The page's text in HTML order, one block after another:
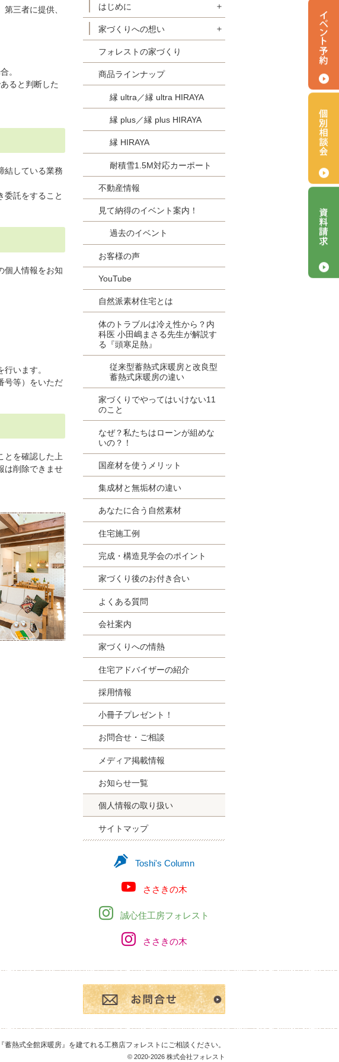
三者に提供、
。
ると判断した
結している業務
委託をすること
個人情報をお知
います。
号等）をいただ
とを確認した上
は削除できませ
はじめに
初めての方へ
【定価制】 明朗会計FOREST
スタイル
選ばれる『８つ』の理由
家づくりの流れ
フォレスト × SDGs
家づくりへの想い
FORESTの家-理念
FORESTの家-フェアプライス
FORESTの家-地盤保証
FORESTの家-住宅保証とアフ
ターサービス
フォレストの家づくり
商品ラインナップ
縁 ultra／縁 ultra HIRAYA
縁 plus／縁 plus HIRAYA
縁 HIRAYA
耐積雪1.5M対応カーポート
不動産情報
見て納得のイベント案内！
過去のイベント
お客様の声
YouTube
自然派素材住宅とは
体のトラブルは冷え性から？内
科医 小田嶋まさる先生が解説す
る『頭寒足熱』
従来型蓄熱式床暖房と改良型
蓄熱式床暖房の違い
家づくりでやってはいけない11
のこと
なぜ？私たちはローンが組めな
いの？！
国産材を使うメリット
集成材と無垢材の違い
あなたに合う自然素材
住宅施工例
完成・構造見学会のポイント
家づくり後のお付き合い
よくある質問
会社案内
家づくりへの情熱
住宅アドバイザーの紹介
採用情報
小冊子プレゼント！
お問合せ・ご相談
メディア掲載情報
お知らせ一覧
個人情報の取り扱い
サイトマップ
Toshi's Column
ささきの木
誠心住工房フォレスト
ささきの木
© 2020-2026 株式会社フォレスト
蓄熱式全館床暖房』を建てれる工務店フォレスト にご相談ください。